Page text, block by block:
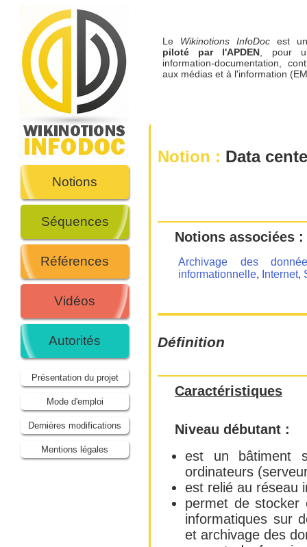
Notions
Séquences
Références
Vidéos
Autorités
Présentation du projet
Mode d'emploi
Dernières modifications
Mentions légales
Le Wikinotions InfoDoc est
piloté par l'APDEN, pour
information-documentation,
aux médias et à l'information
Notion : Data
Notions associées :
Archivage des
informationnelle, Internet,
Définition
Caractéristiques
Niveau débutant :
est un bâtiment
ordinateurs
est relié au réseau
permet de stocker
informatiques sur
et archivage des